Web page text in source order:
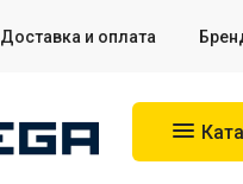
Доставка и оплата